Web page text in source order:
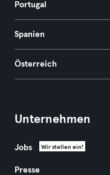
Portugal
Spanien
Österreich
Unternehmen
Jobs Wir stellen ein!
Presse